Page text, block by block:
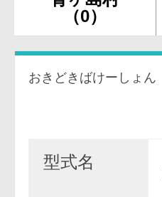
（0）
おきどきばけーしょん
型式名